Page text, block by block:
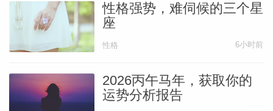
性格强势，难伺候的三个星
座
性格 6小时前
2026丙午马年，获取你的
运势分析报告